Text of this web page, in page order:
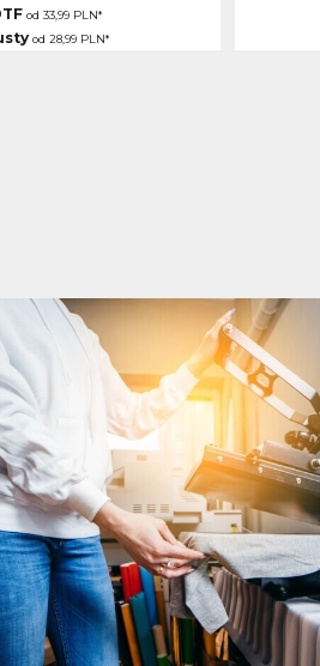
od 33,99 PLN*
od 28,99 PLN*